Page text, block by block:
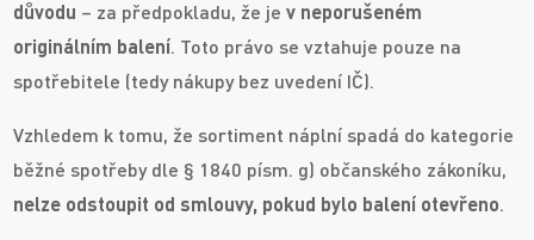
důvodu – za předpokladu, že je v neporušeném
originálním balení . Toto právo se vztahuje pouze na
spotřebitele (tedy nákupy bez uvedení IČ).
Vzhledem k tomu, že sortiment náplní spadá do kategorie
běžné spotřeby dle § 1840 písm. g) občanského zákoníku,
nelze odstoupit od smlouvy, pokud bylo balení otevřeno